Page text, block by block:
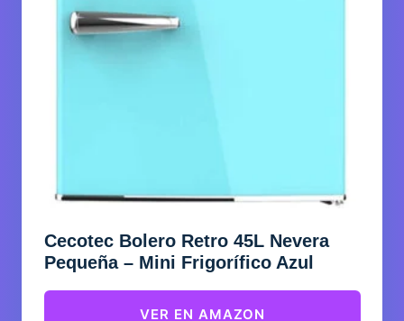
Cecotec Bolero Retro 45L Nevera
Pequeña – Mini Frigorífico Azul
VER EN AMAZON